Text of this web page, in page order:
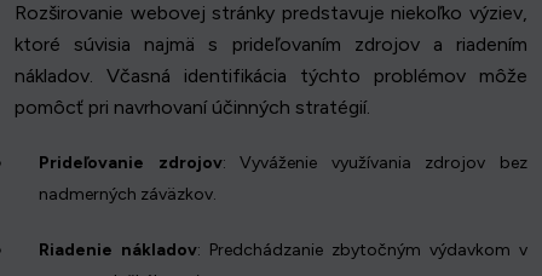
Rozširovanie webovej stránky predstavuje niekoľko výziev,
ktoré súvisia najmä s prideľovaním zdrojov a riadením
nákladov. Včasná identifikácia týchto problémov môže
pomôcť pri navrhovaní účinných stratégií.
Prideľovanie zdrojov: Vyváženie využívania zdrojov bez
nadmerných záväzkov.
Riadenie nákladov: Predchádzanie zbytočným výdavkom v